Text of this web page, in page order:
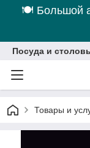
🍽 Большой
Посуда и
Товары и